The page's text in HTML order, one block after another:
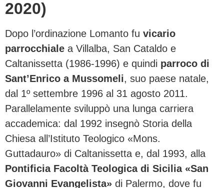
2020)
Dopo l’ordinazione Lomanto fu vicario
parrocchiale a Villalba, San Cataldo e
Caltanissetta (1986-1996) e quindi parroco di
Sant’Enrico a Mussomeli, suo paese natale,
dal 1º settembre 1996 al 31 agosto 2011.
Parallelamente sviluppò una lunga carriera
accademica: dal 1992 insegnò Storia della
Chiesa all’Istituto Teologico «Mons.
Guttadauro» di Caltanissetta e, dal 1993, alla
Pontificia Facoltà Teologica di Sicilia «San
Giovanni Evangelista» di Palermo, dove fu